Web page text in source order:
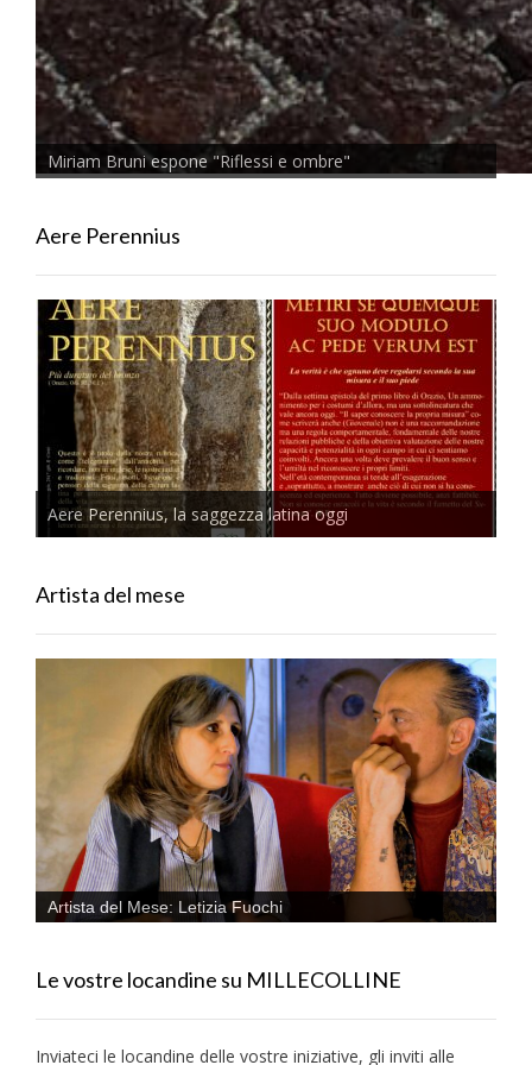
Miriam Bruni espone "Riflessi e ombre"
Aere Perennius
Aere Perennius, la saggezza latina oggi
Artista del mese
Artista del Mese: Letizia Fuochi
Le vostre locandine su MILLECOLLINE
Inviateci le locandine delle vostre iniziative, gli inviti alle